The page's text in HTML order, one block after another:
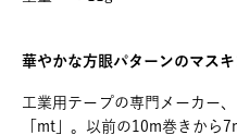
華やかな方眼パターンのマス
工業用テープの専門メーカー
「mt」。以前の10m巻きから